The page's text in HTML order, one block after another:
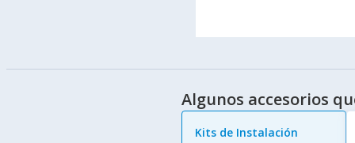
Algunos accesorios
Kits de Instalación